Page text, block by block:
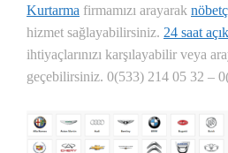
Kurtarma firmamızı arayarak
hizmet sağlayabilirsiniz. 24 saat
ihtiyaçlarınızı karşılayabilir veya
geçebilirsiniz. 0(533) 214 05 32 –